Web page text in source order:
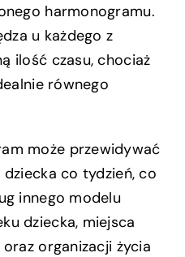
harmonogramu.
u każdego z
ilość czasu, chociaż
równego
może przewidywać
co tydzień, co
innego modelu
dziecka, miejsca
organizacji życia